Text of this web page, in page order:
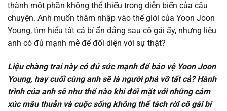
Chapter 46 30/07/2025
Chapter 45
Chapter 44 30/07/2025
Chapter 43 30/07/2025
thành một phần không thể thiếu trong diễn biến của câu
chuyện. Anh muốn thâm nhập vào thế giới của Yoon Joon
Young, tìm hiểu tất cả bí ẩn đằng sau cô gái ấy, nhưng liệu
anh có đủ mạnh mẽ để đối diện với sự thật?
Liệu chàng trai này có đủ sức mạnh để bảo vệ Yoon Joon
Young, hay cuối cùng anh sẽ là người phá vỡ tất cả? Hành
trình của anh sẽ như thế nào khi đối mặt với những cảm
xúc mâu thuẫn và cuộc sống không thể tách rời cô gái bí